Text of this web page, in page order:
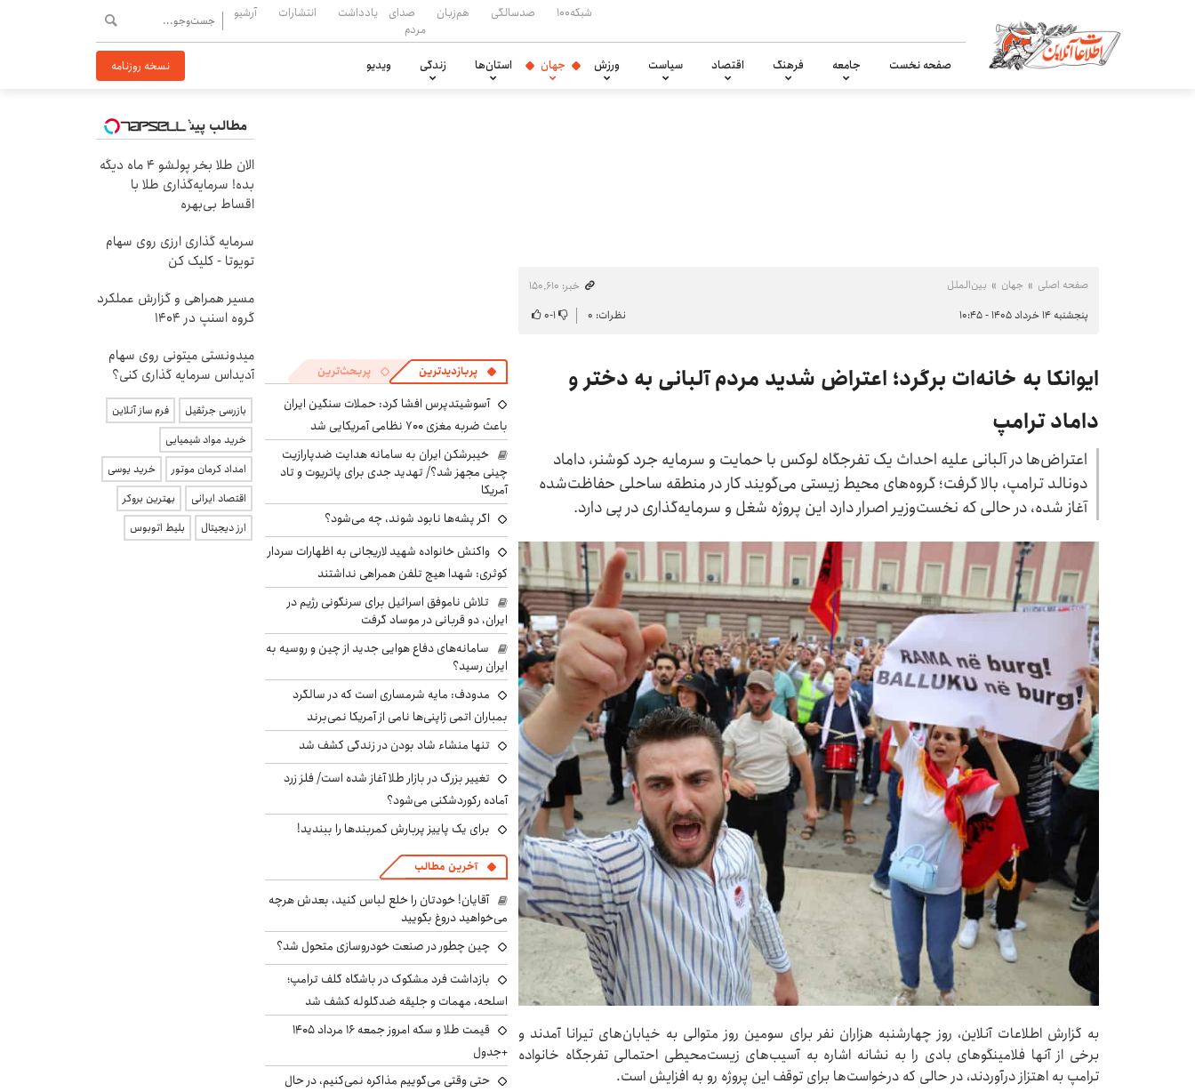
شبکه۱۰۰ صدسالگی هم‌زبان
صدای
مردم
یادداشت انتشارات آرشیو
صفحه نخست جامعه فرهنگ اقتصاد سیاست ورزش جهان استان‌ها زندگی ویدیو نسخه روزنامه
صفحه اصلی جهان بین‌الملل
خبر: ۱۵۰٬۶۱۰
پنجشنبه ۱۴ خرداد ۱۴۰۵ - ۱۰:۴۵
نظرات: ۰ ۱-۰
ایوانکا به خانه‌ات برگرد؛ اعتراض شدید مردم آلبانی به دختر و
داماد ترامپ
اعتراض‌ها در آلبانی علیه احداث یک تفرجگاه لوکس با حمایت و سرمایه جرد کوشنر، داماد
دونالد ترامپ، بالا گرفت؛ گروه‌های محیط زیستی می‌گویند کار در منطقه ساحلی حفاظت‌شده
آغاز شده، در حالی که نخست‌وزیر اصرار دارد این پروژه شغل و سرمایه‌گذاری در پی دارد.
به گزارش اطلاعات آنلاین، روز چهارشنبه هزاران نفر برای سومین روز متوالی به خیابان‌های تیرانا آمدند و
برخی از آنها فلامینگوهای بادی را به نشانه اشاره به آسیب‌های زیست‌محیطی احتمالی تفرجگاه خانواده
ترامپ به اهتزاز درآوردند، در حالی که درخواست‌ها برای توقف این پروژه رو به افزایش است.
پربازدیدترین پربحث‌ترین
آسوشیتدپرس افشا کرد: حملات سنگین ایران
باعث ضربه مغزی ۷۰۰ نظامی آمریکایی شد
خیبرشکن ایران به سامانه هدایت ضدپارازیت
چینی مجهز شد؟/ تهدید جدی برای پاتریوت و تاد
آمریکا
اگر پشه‌ها نابود شوند، چه می‌شود؟
واکنش خانواده شهید لاریجانی به اظهارات سردار
کوثری: شهدا هیچ تلفن همراهی نداشتند
تلاش ناموفق اسرائیل برای سرنگونی رژیم در
ایران، دو قربانی در موساد گرفت
سامانه‌های دفاع هوایی جدید از چین و روسیه به
ایران رسید؟
مدودف: مایه شرمساری است که در سالگرد
بمباران اتمی ژاپنی‌ها نامی از آمریکا نمی‌برند
تنها منشاء شاد بودن در زندگی کشف شد
تغییر بزرگ در بازار طلا آغاز شده است/ فلز زرد
آماده رکوردشکنی می‌شود؟
برای یک پاییز پربارش کمربندها را ببندید!
آخرین مطالب
آقایان! خودتان را خلع لباس کنید، بعدش هرچه
می‌خواهید دروغ بگویید
چین چطور در صنعت خودروسازی متحول شد؟
بازداشت فرد مشکوک در باشگاه گلف ترامپ؛
اسلحه، مهمات و جلیقه ضدگلوله کشف شد
قیمت طلا و سکه امروز جمعه ۱۶ مرداد ۱۴۰۵
+جدول
حتی وقتی می‌گوییم مذاکره نمی‌کنیم، در حال
مطالب پیشنهادی
الان طلا بخر پولشو 4 ماه دیگه
بده! سرمایه‌گذاری طلا با
اقساط بی‌بهره
سرمایه گذاری ارزی روی سهام
تویوتا - کلیک کن
مسیر همراهی و گزارش عملکرد
گروه اسنپ در ۱۴۰۴
میدونستی میتونی روی سهام
آدیداس سرمایه گذاری کنی؟
بازرسی جرثقیل
فرم ساز آنلاین
خرید مواد شیمیایی
امداد کرمان موتور
خرید یوسی
اقتصاد ایرانی
بهترین بروکر
ارز دیجیتال
بلیط اتوبوس